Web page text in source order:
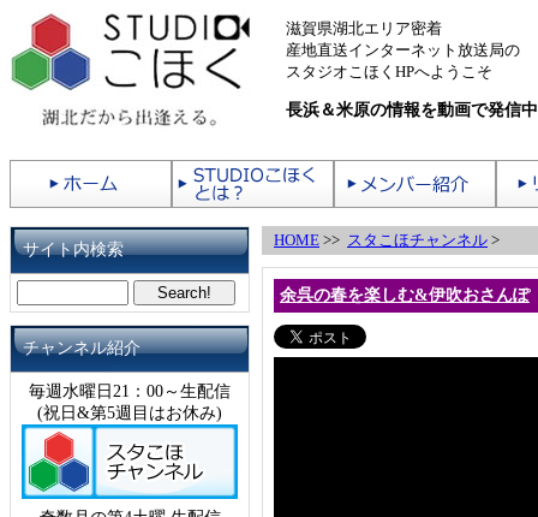
滋賀県湖北エリア密着
産地直送インターネット放送局の
スタジオこほくHPへようこそ
長浜＆米原の情報を動画で発信中
サイト内検索
チャンネル紹介
毎週水曜日21：00～生配信
(祝日&第5週目はお休み)
HOME >> スタこほチャンネル >
余呉の春を楽しむ&伊吹おさんぽ